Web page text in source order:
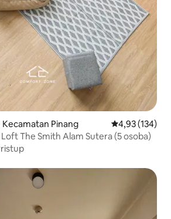
Pinang Prosječna
4,93 (134)
The Smith Alam Sutera (5 osoba)